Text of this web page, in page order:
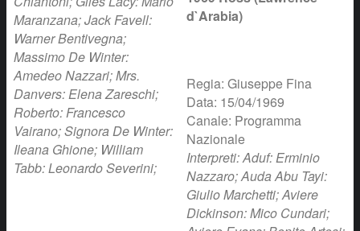
Maranzana; Jack Favell:
Warner Bentivegna;
Massimo De Winter:
Amedeo Nazzari; Mrs.
Danvers: Elena Zareschi;
Roberto: Francesco
Vairano; Signora De Winter:
Ileana Ghione; William
Tabb: Leonardo Severini;
d`Arabia)
Regia: Giuseppe Fina
Data: 15/04/1969
Canale: Programma
Nazionale
Interpreti: Aduf: Erminio
Nazzaro; Auda Abu Tayi:
Giulio Marchetti; Aviere
Dickinson: Mico Cundari;